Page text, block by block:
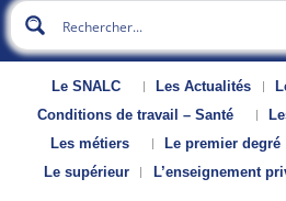
Le SNALC Les Actualités
Conditions de travail – Santé
Les métiers
Le premier degré
Le supérieur
L’enseignement